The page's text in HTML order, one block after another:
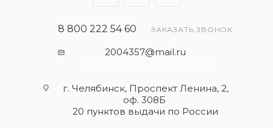
8 800 222 54 60 ЗАКАЗАТЬ ЗВОНОК
2004357@mail.ru
г. Челябинск, Проспект Ленина, 2,
оф. 308Б
20 пунктов выдачи по России